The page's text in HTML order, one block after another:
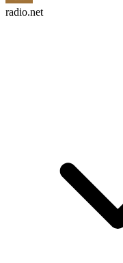
radio.net